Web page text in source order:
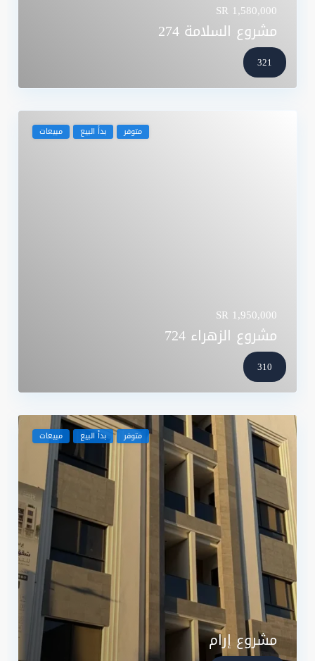
SR 1,580,000
مشروع السلامة 274
321
مبيعات بدأ البيع متوفر
SR 1,950,000
مشروع الزهراء 724
310
مبيعات بدأ البيع متوفر
مشروع إرام